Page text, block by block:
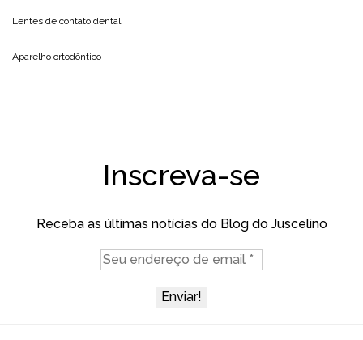
Lentes de contato dental
Aparelho ortodôntico
Inscreva-se
Receba as últimas notícias do Blog do Juscelino